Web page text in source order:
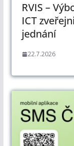
RVIS –
ICT
jednání
22.7.2026